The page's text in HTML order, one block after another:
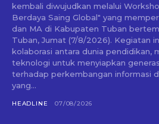
kembali diwujudkan melalui
Berdaya Saing Global" yang
dan MA di Kabupaten Tuban
Tuban, Jumat (7/8/2026). Kegiatan
kolaborasi antara dunia pendidikan,
teknologi untuk menyiapkan
terhadap perkembangan informasi di era
yang...
HEADLINE 07/08/2026